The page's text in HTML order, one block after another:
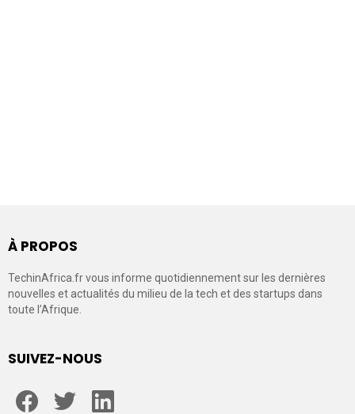
À PROPOS
TechinAfrica.fr vous informe quotidiennement sur les dernières
nouvelles et actualités du milieu de la tech et des startups dans
toute l’Afrique.
SUIVEZ-NOUS